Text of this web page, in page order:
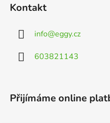
Kontakt
info@eggy.cz
603821143
Přijímáme online